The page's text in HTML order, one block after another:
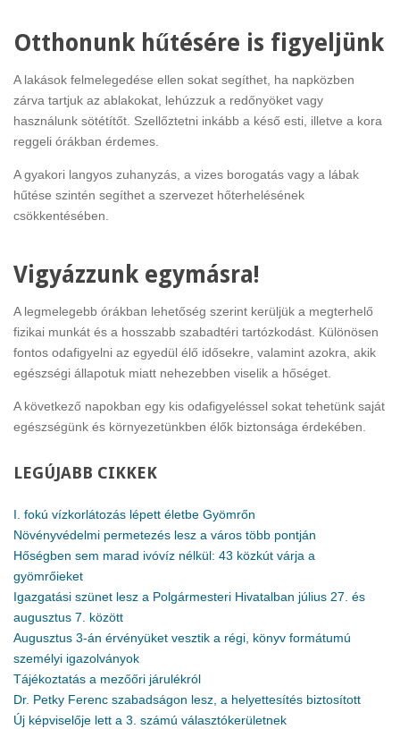
Otthonunk hűtésére is figyeljünk
A lakások felmelegedése ellen sokat segíthet, ha napközben
zárva tartjuk az ablakokat, lehúzzuk a redőnyöket vagy
használunk sötétítőt. Szellőztetni inkább a késő esti, illetve a kora
reggeli órákban érdemes.
A gyakori langyos zuhanyzás, a vizes borogatás vagy a lábak
hűtése szintén segíthet a szervezet hőterhelésének
csökkentésében.
Vigyázzunk egymásra!
A legmelegebb órákban lehetőség szerint kerüljük a megterhelő
fizikai munkát és a hosszabb szabadtéri tartózkodást. Különösen
fontos odafigyelni az egyedül élő idősekre, valamint azokra, akik
egészségi állapotuk miatt nehezebben viselik a hőséget.
A következő napokban egy kis odafigyeléssel sokat tehetünk saját
egészségünk és környezetünkben élők biztonsága érdekében.
LEGÚJABB CIKKEK
I. fokú vízkorlátozás lépett életbe Gyömrőn
Növényvédelmi permetezés lesz a város több pontján
Hőségben sem marad ivóvíz nélkül: 43 közkút várja a
gyömrőieket
Igazgatási szünet lesz a Polgármesteri Hivatalban július 27. és
augusztus 7. között
Augusztus 3-án érvényüket vesztik a régi, könyv formátumú
személyi igazolványok
Tájékoztatás a mezőőri járulékról
Dr. Petky Ferenc szabadságon lesz, a helyettesítés biztosított
Új képviselője lett a 3. számú választókerületnek